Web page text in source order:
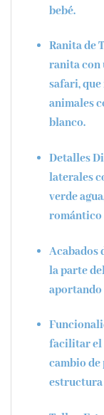
bebé.
Ranita de
ranita con
safari,
animales
blanco.
Detalles
laterales
verde agua
romántico
Acabados
la parte
aportando
facilitar el
cambio de
estructura